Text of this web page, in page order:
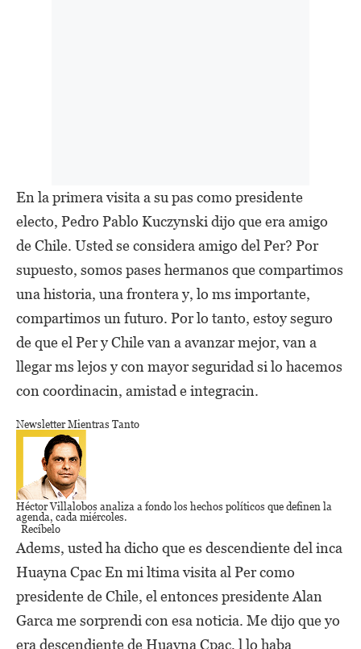
En la primera visita a su pas como presidente
electo, Pedro Pablo Kuczynski dijo que era amigo
de Chile. Usted se considera amigo del Per? Por
supuesto, somos pases hermanos que compartimos
una historia, una frontera y, lo ms importante,
compartimos un futuro. Por lo tanto, estoy seguro
de que el Per y Chile van a avanzar mejor, van a
llegar ms lejos y con mayor seguridad si lo hacemos
con coordinacin, amistad e integracin.
Newsletter Mientras Tanto
Héctor Villalobos analiza a fondo los hechos políticos que definen la
agenda, cada miércoles.
Recíbelo
Adems, usted ha dicho que es descendiente del inca
Huayna Cpac En mi ltima visita al Per como
presidente de Chile, el entonces presidente Alan
Garca me sorprendi con esa noticia. Me dijo que yo
era descendiente de Huayna Cpac, l lo haba